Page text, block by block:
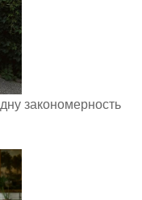
закономерность